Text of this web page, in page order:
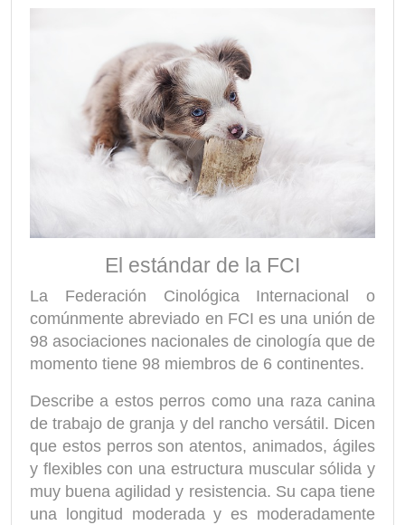
El estándar de la FCI
La Federación Cinológica Internacional o
comúnmente abreviado en FCI es una unión de
98 asociaciones nacionales de cinología que de
momento tiene 98 miembros de 6 continentes.
Describe a estos perros como una raza canina
de trabajo de granja y del rancho versátil. Dicen
que estos perros son atentos, animados, ágiles
y flexibles con una estructura muscular sólida y
muy buena agilidad y resistencia. Su capa tiene
una longitud moderada y es moderadamente